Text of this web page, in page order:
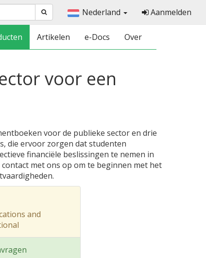
Nederland Aanmelden
Artikelen e-Docs Over
voor een
voor de publieke sector en drie
die ervoor zorgen dat studenten
financiële beslissingen te nemen in
met ons op om te beginnen met het
and